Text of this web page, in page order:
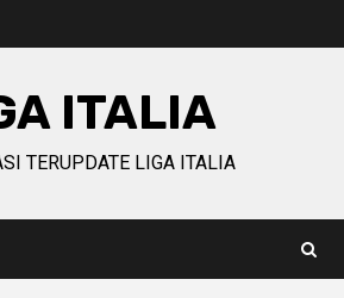
ITALIA
TERUPDATE LIGA ITALIA